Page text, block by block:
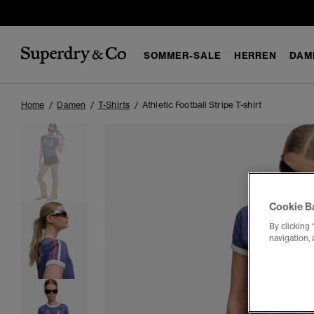
SOMMER-SALE HERREN
Home Damen T-Shirts Athletic Football Stripe T-shirt
Cookie
By clicking
navigation,